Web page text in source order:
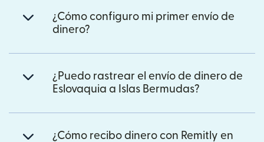
¿Cómo configuro mi primer envío de
dinero?
¿Puedo rastrear el envío de dinero de
Eslovaquia a Islas Bermudas?
¿Cómo recibo dinero con Remitly en